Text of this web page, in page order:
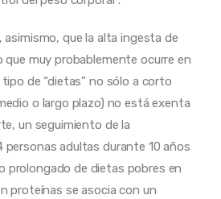
asimismo, que la alta ingesta de
muy probablemente ocurre en
de “dietas” no sólo a corto
o largo plazo) no está exenta
un seguimiento de la
personas adultas durante 10 años
prolongado de dietas pobres en
proteínas se asocia con un